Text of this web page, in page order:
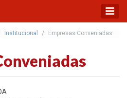
Institucional Empresas Conveniadas